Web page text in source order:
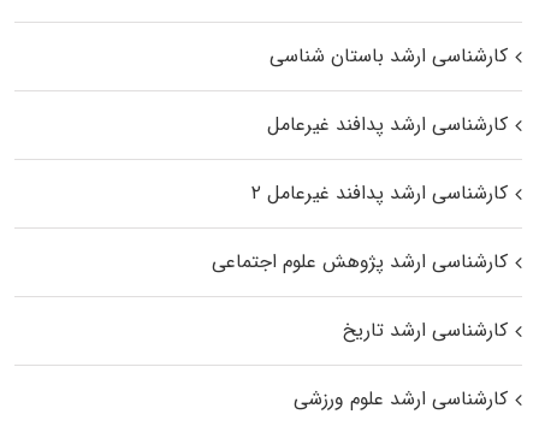
کارشناسی ارشد باستان شناسی
کارشناسی ارشد پدافند غیرعامل
کارشناسی ارشد پدافند غیرعامل ۲
کارشناسی ارشد پژوهش علوم اجتماعی
کارشناسی ارشد تاریخ
کارشناسی ارشد علوم ورزشی